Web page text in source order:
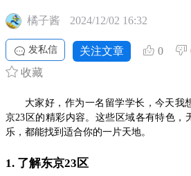
橘子酱 2024/12/02 16:32
发私信 关注文章 0
收藏
大家好，作为一名留学学长，今天我
京23区的精彩内容。这些区域各有特色，
乐，都能找到适合你的一片天地。
1. 了解东京23区